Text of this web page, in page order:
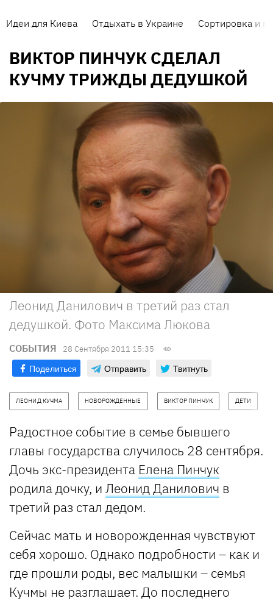
Идеи для Киева Отдыхать в Украине Сортировка и
ВИКТОР ПИНЧУК СДЕЛАЛ
КУЧМУ ТРИЖДЫ ДЕДУШКОЙ
Леонид Данилович в третий раз стал
дедушкой. Фото Максима Люкова
СОБЫТИЯ 28 Сентября 2011 15:35
Поделиться Отправить Твитнуть
ЛЕОНИД КУЧМА НОВОРОЖДЕННЫЕ ВИКТОР ПИНЧУК ДЕТИ
Радостное событие в семье бывшего
главы государства случилось 28 сентября.
Дочь экс-президента Елена Пинчук
родила дочку, и Леонид Данилович в
третий раз стал дедом.
Сейчас мать и новорожденная чувствуют
себя хорошо. Однако подробности – как и
где прошли роды, вес малышки – семья
Кучмы не разглашает. До последнего